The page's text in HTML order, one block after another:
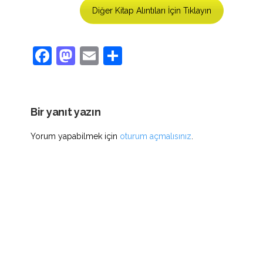
Diğer Kitap Alıntıları İçin Tıklayın
Facebook
Mastodon
Email
Bir yanıt yazın
Yorum yapabilmek için oturum açmalısınız